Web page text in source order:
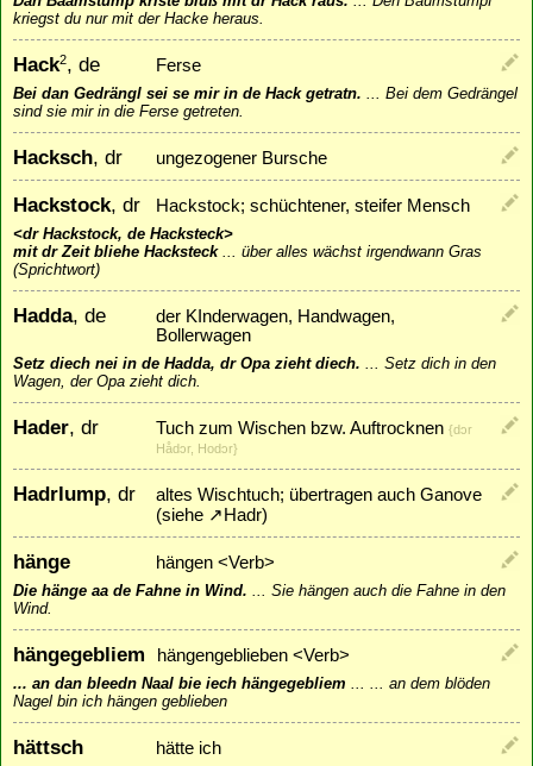
kriegst du nur mit der Hacke heraus.
Hack2, de Ferse
Bei dan Gedrängl sei se mir in de Hack getratn. ... Bei dem Gedrängel
sind sie mir in die Ferse getreten.
Hacksch, dr ungezogener Bursche
Hackstock, dr Hackstock; schüchtener, steifer Mensch
<dr Hackstock, de Hacksteck>
mit dr Zeit bliehe Hacksteck... über alles wächst irgendwann Gras
(Sprichtwort)
Hadda, de
der KInderwagen, Handwagen,
Bollerwagen
Setz diech nei in de Hadda, dr Opa zieht diech. ... Setz dich in den
Wagen, der Opa zieht dich.
Hader, dr Tuch zum Wischen bzw. Auftrocknen {dɔr
Hådɔr, Hodɔr}
Hadrlump, dr
altes Wischtuch; übertragen auch Ganove
(siehe ↗ Hadr)
hänge hängen <Verb>
Die hänge aa de Fahne in Wind. ... Sie hängen auch die Fahne in den
Wind.
hängegebliem hängengeblieben <Verb>
... an dan bleedn Naal bie iech hängegebliem ... ... an dem blöden
Nagel bin ich hängen geblieben
hättsch hätte ich